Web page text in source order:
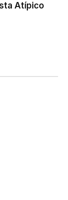
Atípico